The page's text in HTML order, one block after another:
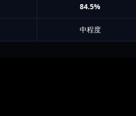
84.5%
中程度